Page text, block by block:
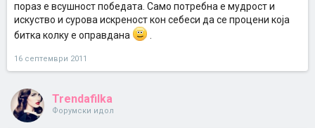
пораз е всушност победата. Само потребна е мудрост и
искуство и сурова искреност кон себеси да се процени која
битка колку е оправдана
16 септември 2011
Trendafilka
Форумски идол